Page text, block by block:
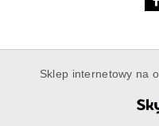
Sklep internetowy na